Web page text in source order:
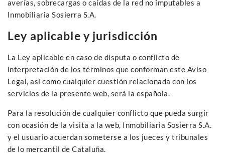
averías, sobrecargas o caídas de la red no imputables a
Inmobiliaria Sosierra S.A.
Ley aplicable y jurisdicción
La Ley aplicable en caso de disputa o conflicto de
interpretación de los términos que conforman este Aviso
Legal, así como cualquier cuestión relacionada con los
servicios de la presente web, será la española.
Para la resolución de cualquier conflicto que pueda surgir
con ocasión de la visita a la web, Inmobiliaria Sosierra S.A.
y el usuario acuerdan someterse a los jueces y tribunales
de lo mercantil de Cataluña.